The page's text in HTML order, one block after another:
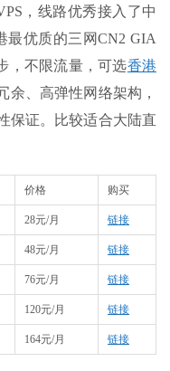
，线路优秀接入了中
最优质的三网CN2 GIA
，不限流量，可选香港
余、高弹性网络架构，
保证。比较适合大陆直
价格 购买
28元/月 链接
48元/月 链接
76元/月 链接
120元/月 链接
164元/月 链接